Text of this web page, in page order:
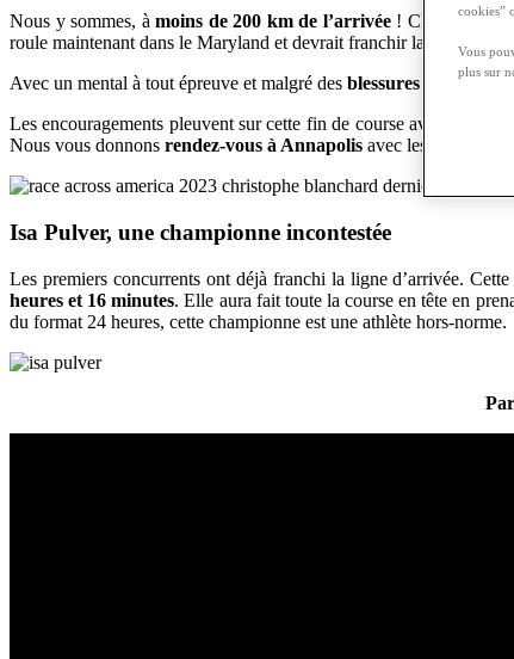
Nous y sommes, àmoins de 200 km de l’arrivée! Christophe
roule maintenant dans le Maryland et devrait franchir la ligne
Avec un mental à tout épreuve et malgré des blessures physiques
Les encouragements pleuvent sur cette fin de course avec des
Nous vous donnons rendez-vous à Annapolis avec les premières
Isa Pulver, une championne incontestée
Les premiers concurrents ont déjà franchi la ligne d’arrivée.
heures et 16 minutes. Elle aura fait toute la course en tête en
du format 24 heures, cette championne est une athlète hors-norme.
cookies”
Vous
plus sur